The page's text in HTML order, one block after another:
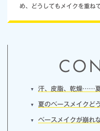
め、どうしてもメイクを重ね
汗、皮脂、乾燥……
夏のベースメイクど
ベースメイクが崩れ